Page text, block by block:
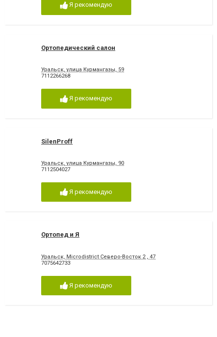
Я рекомендую
Ортопедический салон
Уральск, улица Курмангазы, 59
7112266268
Я рекомендую
SilenProff
Уральск, улица Курмангазы, 90
7112504027
Я рекомендую
Ортопед и Я
Уральск, Microdistrict Северо-Восток 2 , 47
7075642733
Я рекомендую